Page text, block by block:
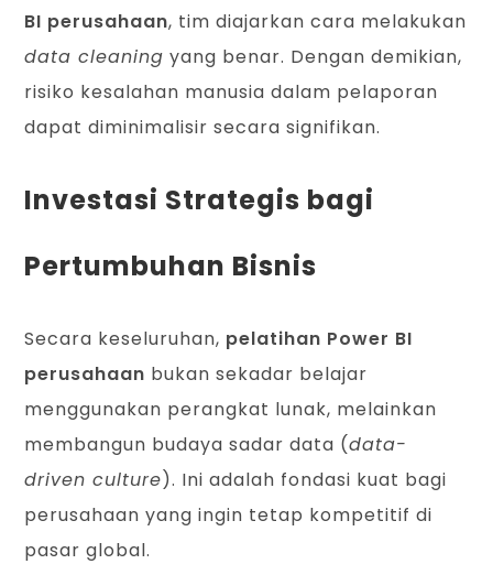
BI perusahaan, tim diajarkan cara melakukan
data cleaning yang benar. Dengan demikian,
risiko kesalahan manusia dalam pelaporan
dapat diminimalisir secara signifikan.
Investasi Strategis bagi
Pertumbuhan Bisnis
Secara keseluruhan, pelatihan Power BI
perusahaan bukan sekadar belajar
menggunakan perangkat lunak, melainkan
membangun budaya sadar data (data-
driven culture). Ini adalah fondasi kuat bagi
perusahaan yang ingin tetap kompetitif di
pasar global.